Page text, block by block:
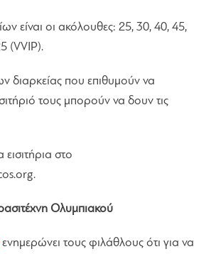
είναι οι ακόλουθες: 25, 30, 40, 45,
(VVIP).
διαρκείας που επιθυμούν να
τους μπορούν να δουν τις
στο
.
Ολυμπιακού
ενημερώνει τους φιλάθλους ότι για να